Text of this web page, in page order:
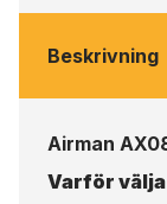
Beskrivning
Airman
Varför